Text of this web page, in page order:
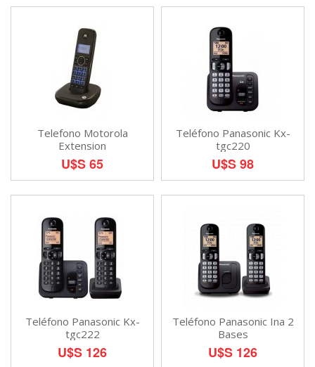
Telefono Motorola
Extension
U$S 65
Teléfono Panasonic Kx-
tgc220
U$S 98
Teléfono Panasonic Kx-
tgc222
U$S 126
Teléfono Panasonic Ina 2
Bases
U$S 126